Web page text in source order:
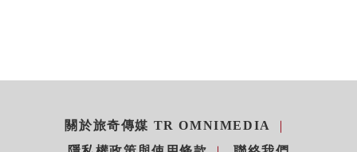
關於旅奇傳媒 TR OMNIMEDIA